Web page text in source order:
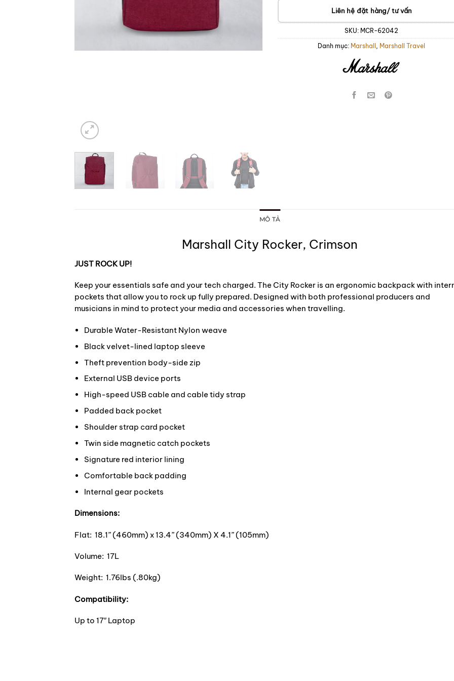
Liên hệ đặt hàng/ tư vấn
SKU: MCR-62042
Danh mục: Marshall , Marshall Travel
MÔ TẢ
Marshall City Rocker, Crimson
JUST ROCK UP!
Keep your essentials safe and your tech charged. The City Rocker is an ergonomic backpack with
pockets that allow you to rock up fully prepared. Designed with both professional producers and
musicians in mind to protect your media and accessories when travelling.
Durable Water-Resistant Nylon weave
Black velvet-lined laptop sleeve
Theft prevention body-side zip
External USB device ports
High-speed USB cable and cable tidy strap
Padded back pocket
Shoulder strap card pocket
Twin side magnetic catch pockets
Signature red interior lining
Comfortable back padding
Internal gear pockets
Dimensions:
Flat: 18.1” (460mm) x 13.4” (340mm) X 4.1” (105mm)
Volume: 17L
Weight: 1.76lbs (.80kg)
Compatibility:
Up to 17″ Laptop